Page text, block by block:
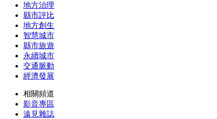
地方治理
縣市評比
地方創生
智慧城市
縣市旅遊
永續城市
交通脈動
經濟發展
相關頻道
影音專區
遠見雜誌